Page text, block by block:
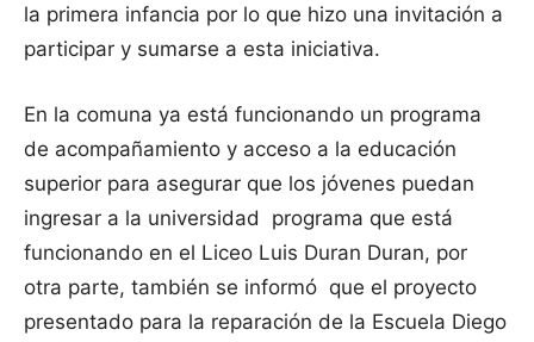
la primera infancia por lo que hizo una invitación a
participar y sumarse a esta iniciativa.
En la comuna ya está funcionando un programa
de acompañamiento y acceso a la educación
superior para asegurar que los jóvenes puedan
ingresar a la universidad programa que está
funcionando en el Liceo Luis Duran Duran, por
otra parte, también se informó que el proyecto
presentado para la reparación de la Escuela Diego